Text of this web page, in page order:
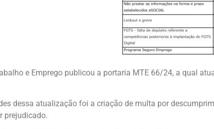
e Emprego publicou a portaria MTE 66/24, a qual
dessa atualização foi a criação de multa por
prejudicado.